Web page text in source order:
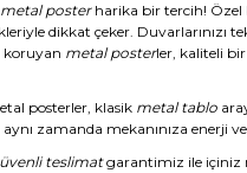
metal posterharika bir tercih! Özel
dikkat çeker. Duvarlarınızı
koruyan metal posterler, kaliteli
posterler, klasik metal tablo
zamanda mekanınıza enerji
teslimatgarantimiz ile içiniz